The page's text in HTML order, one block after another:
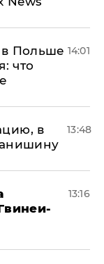
в Польше
что
14:01
в
13:48
13:16